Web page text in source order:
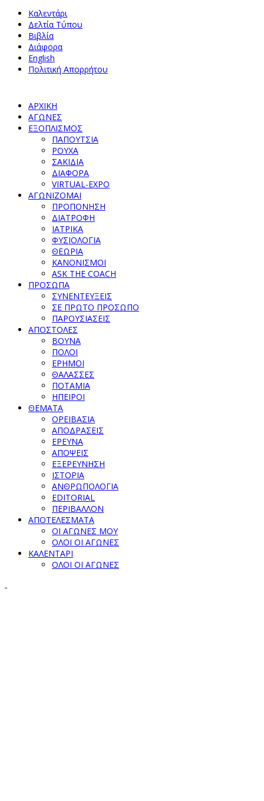
Καλεντάρι
Δελτία Τύπου
Βιβλία
Διάφορα
English
Πολιτική Απορρήτου
ΑΡΧΙΚΗ
ΑΓΩΝΕΣ
ΕΞΟΠΛΙΣΜΟΣ
ΠΑΠΟΥΤΣΙΑ
ΡΟΥΧΑ
ΣΑΚΙΔΙΑ
ΔΙΑΦΟΡΑ
VIRTUAL-EXPO
ΑΓΩΝΙΖΟΜΑΙ
ΠΡΟΠΟΝΗΣΗ
ΔΙΑΤΡΟΦΗ
ΙΑΤΡΙΚΑ
ΦΥΣΙΟΛΟΓΙΑ
ΘΕΩΡΙΑ
ΚΑΝΟΝΙΣΜΟΙ
ASK THE COACH
ΠΡΟΣΩΠΑ
ΣΥΝΕΝΤΕΥΞΕΙΣ
ΣΕ ΠΡΩΤΟ ΠΡΟΣΩΠΟ
ΠΑΡΟΥΣΙΑΣΕΙΣ
ΑΠΟΣΤΟΛΕΣ
ΒΟΥΝΑ
ΠΟΛΟΙ
ΕΡΗΜΟΙ
ΘΑΛΑΣΣΕΣ
ΠΟΤΑΜΙΑ
ΗΠΕΙΡΟΙ
ΘΕΜΑΤΑ
ΟΡΕΙΒΑΣΙΑ
ΑΠΟΔΡΑΣΕΙΣ
ΕΡΕΥΝΑ
ΑΠΟΨΕΙΣ
ΕΞΕΡΕΥΝΗΣΗ
ΙΣΤΟΡΙΑ
ΑΝΘΡΩΠΟΛΟΓΙΑ
EDITORIAL
ΠΕΡΙΒΑΛΛΟΝ
ΑΠΟΤΕΛΕΣΜΑΤΑ
ΟΙ ΑΓΩΝΕΣ ΜΟΥ
ΟΛΟΙ ΟΙ ΑΓΩΝΕΣ
ΚΑΛΕΝΤΑΡΙ
ΟΛΟΙ ΟΙ ΑΓΩΝΕΣ